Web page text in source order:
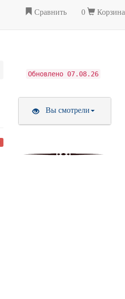
Сравнить 0 Корзина
Обновлено 07.08.26
Вы смотрели